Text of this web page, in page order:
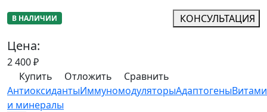
В НАЛИЧИИ КОНСУЛЬТАЦИЯ
Цена:
2 400₽
Купить
Отложить
Сравнить
АнтиоксидантыИммуномодуляторыАдаптогены
и минералы